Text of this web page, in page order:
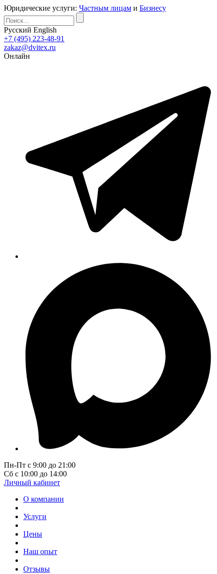
Юридические услуги: Частным лицам и Бизнесу
Русский English
+7 (495) 223-48-91
zakaz@dvitex.ru
Онлайн
Пн-Пт с 9:00 до 21:00
Сб с 10:00 до 14:00
Личный кабинет
О компании
Услуги
Цены
Наш опыт
Отзывы